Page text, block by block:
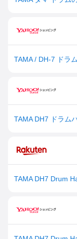
TAMA / DH-7 ドラ